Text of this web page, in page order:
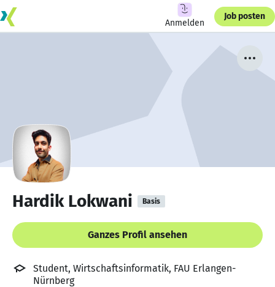
Anmelden
Job posten
Hardik Lokwani Basis
Ganzes Profil ansehen
Student, Wirtschaftsinformatik, FAU Erlangen-
Nürnberg